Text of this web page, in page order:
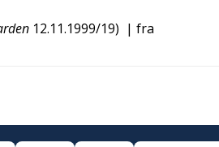
12.11.1999/19) | fra